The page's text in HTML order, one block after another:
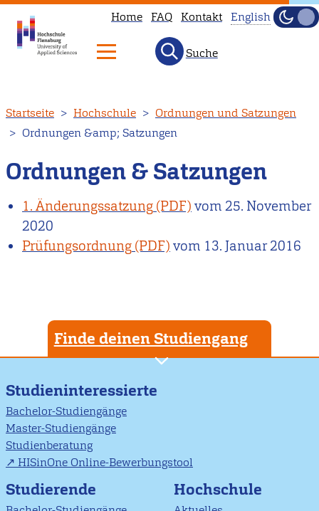
zum
Inhalt
Home FAQ Kontakt
not
English.
Head
our
instead.
English
Hell
Suche
Startseite Hochschule
Ordnungen und Satzungen
Ordnungen &amp; Satzungen
Ordnungen & Satzungen
1. Änderungssatzung vom25. November
2020
Prüfungsordnung
vom 13. Januar 2016
Finde deinen Studiengang
Studieninteressierte
Bachelor-Studiengänge
Master-Studiengänge
Studienberatung
HISinOne Online-Bewerbungstool
Studierende Hochschule